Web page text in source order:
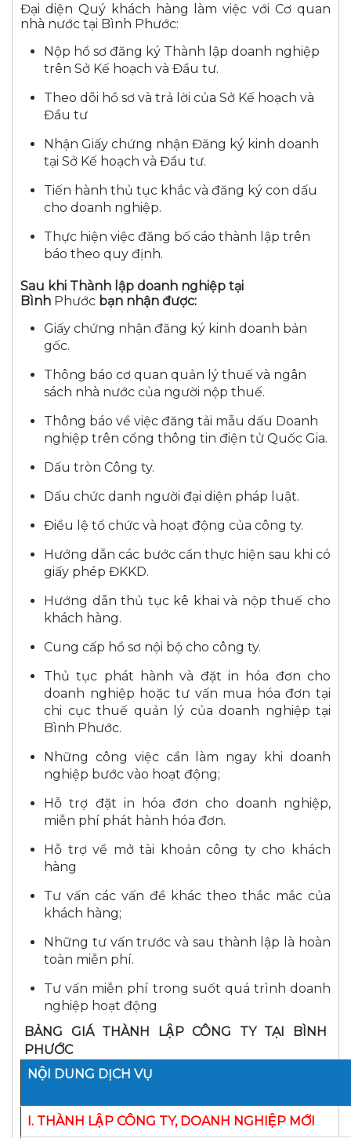
Đại diện Quý khách hàng làm việc với Cơ quan
nhà nước tại Bình Phước:
Nộp hồ sơ đăng ký Thành lập doanh nghiệp
trên Sở Kế hoạch và Đầu tư.
Theo dõi hồ sơ và trả lời của Sở Kế hoạch và
Đầu tư
Nhận Giấy chứng nhận Đăng ký kinh doanh
tại Sở Kế hoạch và Đầu tư.
Tiến hành thủ tục khắc và đăng ký con dấu
cho doanh nghiệp.
Thực hiện việc đăng bố cáo thành lập trên
báo theo quy định.
Sau khi Thành lập doanh nghiệp tại
Bình Phước bạn nhận được:
Giấy chứng nhận đăng ký kinh doanh bản
gốc.
Thông báo cơ quan quản lý thuế và ngân
sách nhà nước của người nộp thuế.
Thông báo về việc đăng tải mẫu dấu Doanh
nghiệp trên cổng thông tin điện tử Quốc Gia.
Dấu tròn Công ty.
Dấu chức danh người đại diện pháp luật.
Điều lệ tổ chức và hoạt động của công ty.
Hướng dẫn các bước cần thực hiện sau khi có
giấy phép ĐKKD.
Hướng dẫn thủ tục kê khai và nộp thuế cho
khách hàng.
Cung cấp hồ sơ nội bộ cho công ty.
Thủ tục phát hành và đặt in hóa đơn cho
doanh nghiệp hoặc tư vấn mua hóa đơn tại
chi cục thuế quản lý của doanh nghiệp tại
Bình Phước.
Những công việc cần làm ngay khi doanh
nghiệp bước vào hoạt động;
Hỗ trợ đặt in hóa đơn cho doanh nghiệp,
miễn phí phát hành hóa đơn.
Hỗ trợ về mở tài khoản công ty cho khách
hàng
Tư vấn các vấn đề khác theo thắc mắc của
khách hàng;
Những tư vấn trước và sau thành lập là hoàn
toàn miễn phí.
Tư vấn miễn phí trong suốt quá trình doanh
nghiệp hoạt động
BẢNG GIÁ THÀNH LẬP CÔNG TY TẠI BÌNH
PHƯỚC
NỘI DUNG DỊCH VỤ
I. THÀNH LẬP CÔNG TY, DOANH NGHIỆP MỚI